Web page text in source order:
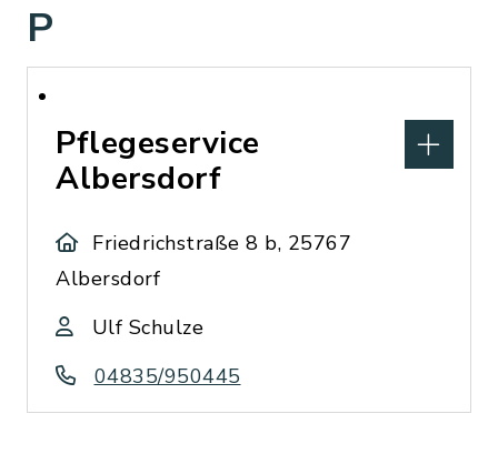
P
Pflegeservice
Albersdorf
Friedrichstraße 8 b, 25767
Albersdorf
Ulf Schulze
04835/950445